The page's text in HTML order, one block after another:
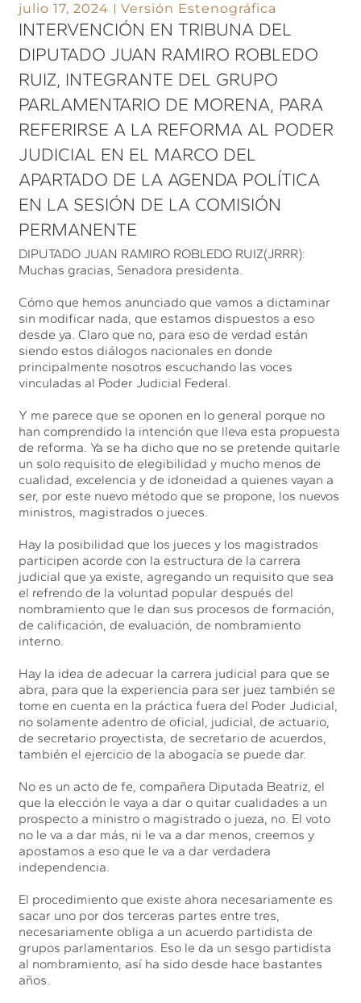
julio 17, 2024 Versión Estenográfica
INTERVENCIÓN EN TRIBUNA DEL
DIPUTADO JUAN RAMIRO ROBLEDO
RUIZ, INTEGRANTE DEL GRUPO
PARLAMENTARIO DE MORENA, PARA
REFERIRSE A LA REFORMA AL PODER
JUDICIAL EN EL MARCO DEL
APARTADO DE LA AGENDA POLÍTICA
EN LA SESIÓN DE LA COMISIÓN
PERMANENTE
DIPUTADO JUAN RAMIRO ROBLEDO RUIZ(JRRR):
Muchas gracias, Senadora presidenta.
Cómo que hemos anunciado que vamos a dictaminar
sin modificar nada, que estamos dispuestos a eso
desde ya. Claro que no, para eso de verdad están
siendo estos diálogos nacionales en donde
principalmente nosotros escuchando las voces
vinculadas al Poder Judicial Federal.
Y me parece que se oponen en lo general porque no
han comprendido la intención que lleva esta propuesta
de reforma. Ya se ha dicho que no se pretende quitarle
un solo requisito de elegibilidad y mucho menos de
cualidad, excelencia y de idoneidad a quienes vayan a
ser, por este nuevo método que se propone, los nuevos
ministros, magistrados o jueces.
Hay la posibilidad que los jueces y los magistrados
participen acorde con la estructura de la carrera
judicial que ya existe, agregando un requisito que sea
el refrendo de la voluntad popular después del
nombramiento que le dan sus procesos de formación,
de calificación, de evaluación, de nombramiento
interno.
Hay la idea de adecuar la carrera judicial para que se
abra, para que la experiencia para ser juez también se
tome en cuenta en la práctica fuera del Poder Judicial,
no solamente adentro de oficial, judicial, de actuario,
de secretario proyectista, de secretario de acuerdos,
también el ejercicio de la abogacía se puede dar.
No es un acto de fe, compañera Diputada Beatriz, el
que la elección le vaya a dar o quitar cualidades a un
prospecto a ministro o magistrado o jueza, no. El voto
no le va a dar más, ni le va a dar menos, creemos y
apostamos a eso que le va a dar verdadera
independencia.
El procedimiento que existe ahora necesariamente es
sacar uno por dos terceras partes entre tres,
necesariamente obliga a un acuerdo partidista de
grupos parlamentarios. Eso le da un sesgo partidista
al nombramiento, así ha sido desde hace bastantes
años.